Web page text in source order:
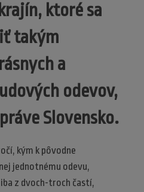
ktoré sa
takým
a
odevov,
Slovensko.
kým k pôvodne
jednotnému odevu,
z dvoch-troch častí,